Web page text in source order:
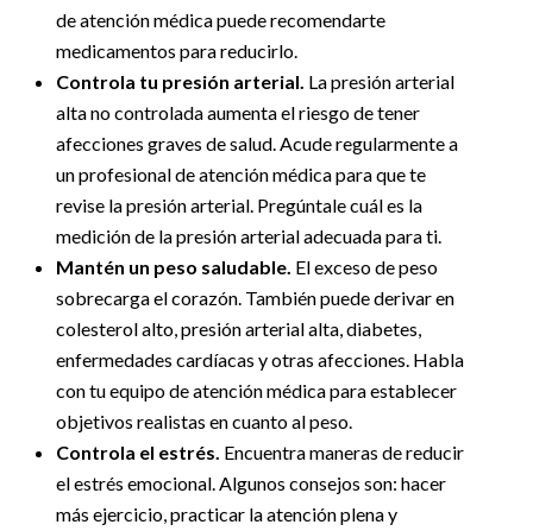
de atención médica puede recomendarte
medicamentos para reducirlo.
Controla tu presión arterial. La presión arterial
alta no controlada aumenta el riesgo de tener
afecciones graves de salud. Acude regularmente a
un profesional de atención médica para que te
revise la presión arterial. Pregúntale cuál es la
medición de la presión arterial adecuada para ti.
Mantén un peso saludable. El exceso de peso
sobrecarga el corazón. También puede derivar en
colesterol alto, presión arterial alta, diabetes,
enfermedades cardíacas y otras afecciones. Habla
con tu equipo de atención médica para establecer
objetivos realistas en cuanto al peso.
Controla el estrés. Encuentra maneras de reducir
el estrés emocional. Algunos consejos son: hacer
más ejercicio, practicar la atención plena y